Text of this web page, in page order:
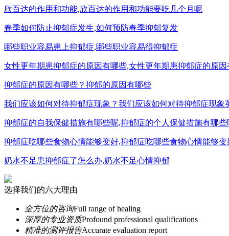
欣百达的作用和功能,欣百达的作用和功能要吃几个月呢
春季如何防止抑郁症发生,如何预防春季抑郁复发
哪些职业容易患上抑郁症,哪些职业容易得抑郁症
女性更年期患抑郁症的原因有哪些,女性更年期患抑郁症的原
抑郁症的原因有哪些？抑郁的原因有哪些
我们应该如何对待抑郁症现象？我们应该如何对待抑郁症现象
抑郁症的自我保健措施有哪些呢,抑郁症的个人保健措施有哪些
抑郁症吃哪些食物心情能够变好,抑郁症吃哪些食物心情能够变
奶水不足患抑郁症了怎么办,奶水不足心情抑郁
选择我们的六大理由
全方位的咨询Full range of healing
深厚的专业资质Profound professional qualifications
精准的测评报告Accurate evaluation report